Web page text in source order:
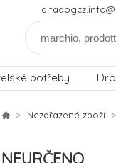
potřeby
Nezařazené zboží
NEURČENO